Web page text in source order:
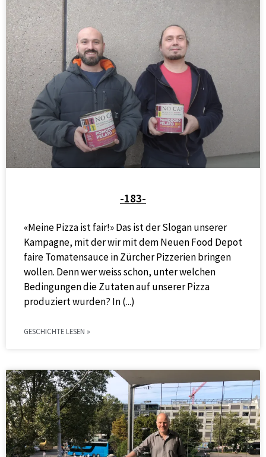
-183-
«Meine Pizza ist fair!» Das ist der Slogan unserer
Kampagne, mit der wir mit dem Neuen Food Depot
faire Tomatensauce in Zürcher Pizzerien bringen
wollen. Denn wer weiss schon, unter welchen
Bedingungen die Zutaten auf unserer Pizza
produziert wurden? In
GESCHICHTE LESEN »